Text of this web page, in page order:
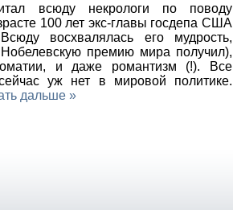
всюду некрологи по поводу
100 лет экс-главы госдепа США
восхвалялась его мудрость,
премию мира получил),
и даже романтизм (!). Все
уж нет в мировой политике.
дальше »